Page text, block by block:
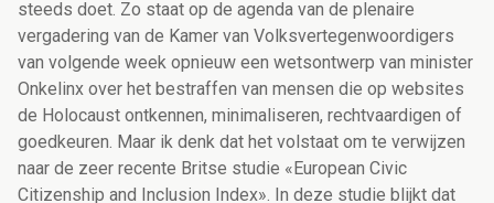
steeds doet. Zo staat op de agenda van de plenaire
vergadering van de Kamer van Volksvertegenwoordigers
van volgende week opnieuw een wetsontwerp van minister
Onkelinx over het bestraffen van mensen die op websites
de Holocaust ontkennen, minimaliseren, rechtvaardigen of
goedkeuren. Maar ik denk dat het volstaat om te verwijzen
naar de zeer recente Britse studie «European Civic
Citizenship and Inclusion Index». In deze studie blijkt dat